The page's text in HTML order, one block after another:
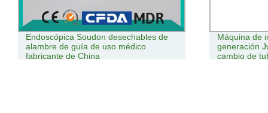
Endoscópica Soudon desechables de
alambre de guía de uso médico
fabricante de China
Máquina de
generación
cambio de